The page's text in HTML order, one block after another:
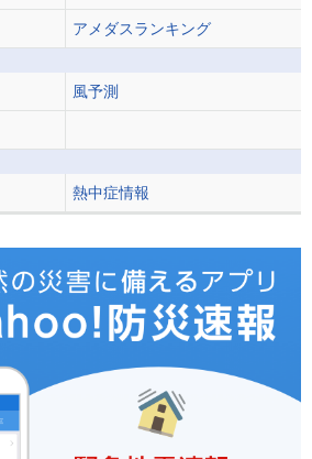
アメダスランキング
風予測
熱中症情報